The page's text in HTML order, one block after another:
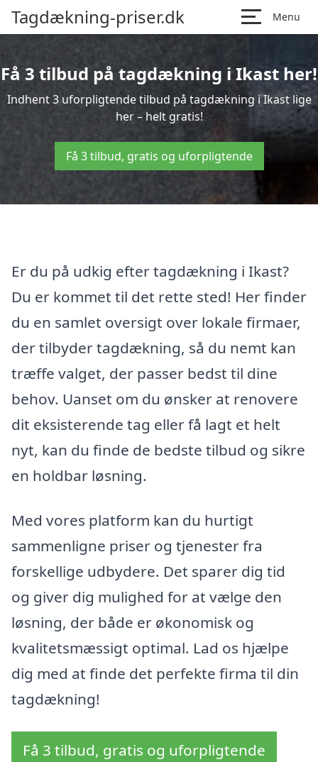
Tagdækning-priser.dk Menu
Få 3 tilbud på tagdækning i Ikast her!
Indhent 3 uforpligtende tilbud på tagdækning i Ikast lige
her – helt gratis!
Få 3 tilbud, gratis og uforpligtende
Er du på udkig efter tagdækning i Ikast?
Du er kommet til det rette sted! Her finder
du en samlet oversigt over lokale firmaer,
der tilbyder tagdækning, så du nemt kan
træffe valget, der passer bedst til dine
behov. Uanset om du ønsker at renovere
dit eksisterende tag eller få lagt et helt
nyt, kan du finde de bedste tilbud og sikre
en holdbar løsning.
Med vores platform kan du hurtigt
sammenligne priser og tjenester fra
forskellige udbydere. Det sparer dig tid
og giver dig mulighed for at vælge den
løsning, der både er økonomisk og
kvalitetsmæssigt optimal. Lad os hjælpe
dig med at finde det perfekte firma til din
tagdækning!
Få 3 tilbud, gratis og uforpligtende